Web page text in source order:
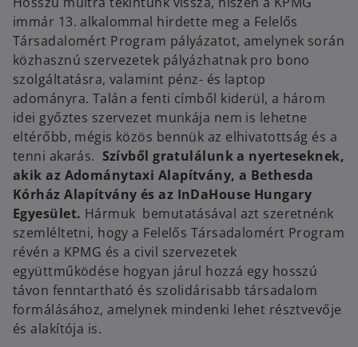
immár 13. alkalommal hirdette meg a Felelős
Társadalomért Program pályázatot, amelynek során
közhasznú szervezetek pályázhatnak pro bono
szolgáltatásra, valamint pénz- és laptop
adományra. Talán a fenti címből kiderül, a három
idei győztes szervezet munkája nem is lehetne
eltérőbb, mégis közös bennük az elhivatottság és a
tenni akarás. Szívből gratulálunk a nyerteseknek,
akik az Adománytaxi Alapítvány, a Bethesda
Kórház Alapítvány és az InDaHouse Hungary
Egyesület. Hármuk bemutatásával azt szeretnénk
szemléltetni, hogy a Felelős Társadalomért Program
révén a KPMG és a civil szervezetek
együttműködése hogyan járul hozzá egy hosszú
távon fenntartható és szolidárisabb társadalom
formálásához, amelynek mindenki lehet résztvevője
és alakítója is.